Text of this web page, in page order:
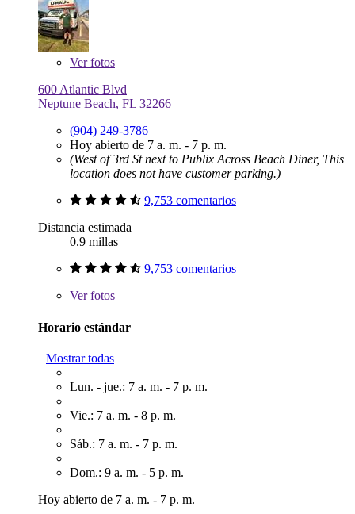
Verfotos
600 Atlantic Blvd
Neptune Beach, FL 32266
(904) 249-3786
Hoy abierto de 7 a. m. - 7 p. m.
(West of 3rd St next to Publix Across Beach Diner, This
location does not have customer parking.)
9,753 comentarios
Distancia estimada
0.9 millas
9,753 comentarios
Verfotos
Horario estándar
Mostrar todas
Lun. - jue.: 7 a. m. - 7 p. m.
Vie.: 7 a. m. - 8 p. m.
Sáb.: 7 a. m. - 7 p. m.
Dom.: 9 a. m. - 5 p. m.
Hoy abierto de 7 a. m. - 7 p. m.